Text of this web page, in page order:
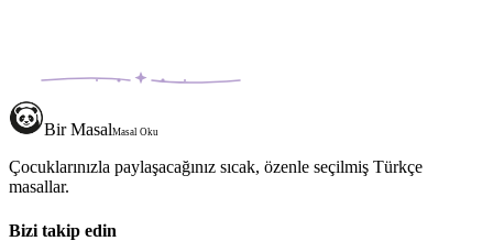
Bir MasalMasal Oku
Çocuklarınızla paylaşacağınız sıcak, özenle seçilmiş Türkçe
masallar.
Bizi takip edin